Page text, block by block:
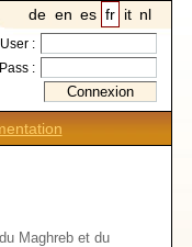
de en es fr it nl
User :
Pass :
Maghreb et du